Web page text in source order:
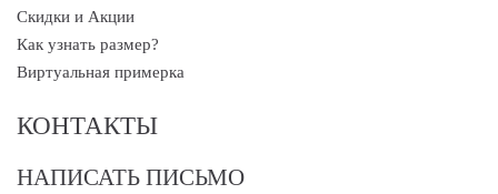
Скидки и Акции
Как узнать размер?
Виртуальная примерка
КОНТАКТЫ
НАПИСАТЬ ПИСЬМО